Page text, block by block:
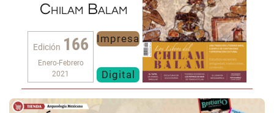
Chilam Balam
Edición 166
Enero-Febrero
2021
Impresa
Digital